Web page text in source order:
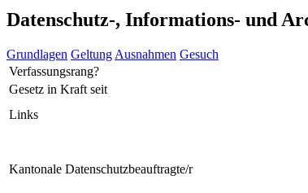
Datenschutz-, Informations- und
Grundlagen Geltung Ausnahmen Gesuch
Verfassungsrang?
Gesetz in Kraft seit
Links
Kantonale Datenschutzbeauftragte/r